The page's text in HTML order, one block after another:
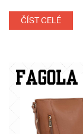
ČÍST CELÉ